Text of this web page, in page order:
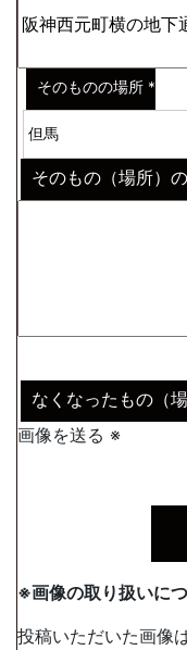
そのものの場所 *
そのもの（場所）
なくなったもの（
画像を送る ※
※画像の取り扱いに
投稿いただいた画像